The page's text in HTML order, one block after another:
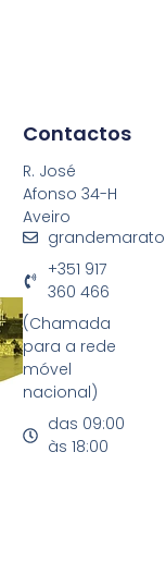
Contactos
R. José
Afonso 34-H
Aveiro
+351 917
360 466
(Chamada
para a rede
móvel
nacional)
das 09:00
às 18:00